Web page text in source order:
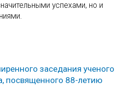
успехами, но и
заседания ученого
посвященного 88-летию